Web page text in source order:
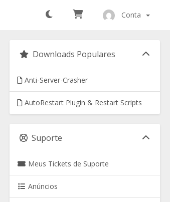
Conta
Downloads Populares
Anti-Server-Crasher
AutoRestart Plugin & Restart Scripts
Suporte
Meus Tickets de Suporte
Anúncios